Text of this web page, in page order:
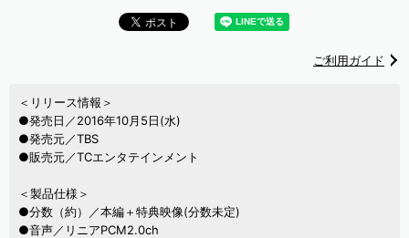
ご利用ガイド
＜リリース情報＞
●発売日／2016年10月5日(水)
●発売元／TBS
●販売元／TCエンタテインメント
＜製品仕様＞
●分数（約）／本編＋特典映像(分数未定)
●音声／リニアPCM2.0ch